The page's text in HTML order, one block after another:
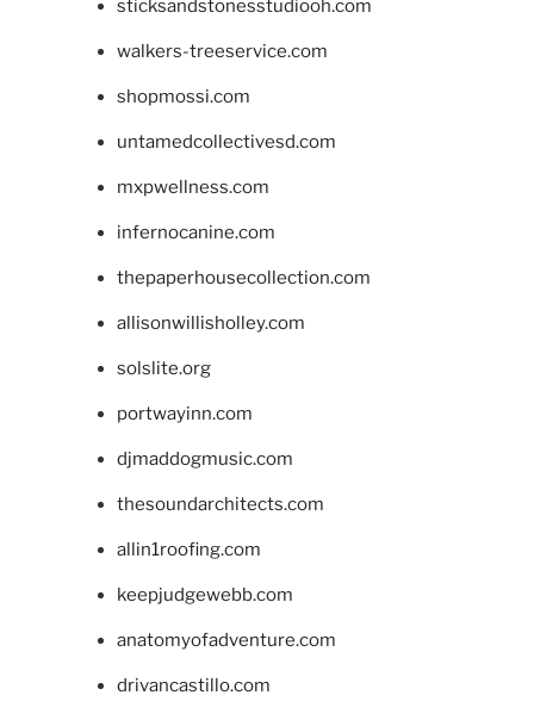
sticksandstonesstudiooh.com
walkers-treeservice.com
shopmossi.com
untamedcollectivesd.com
mxpwellness.com
infernocanine.com
thepaperhousecollection.com
allisonwillisholley.com
solslite.org
portwayinn.com
djmaddogmusic.com
thesoundarchitects.com
allin1roofing.com
keepjudgewebb.com
anatomyofadventure.com
drivancastillo.com